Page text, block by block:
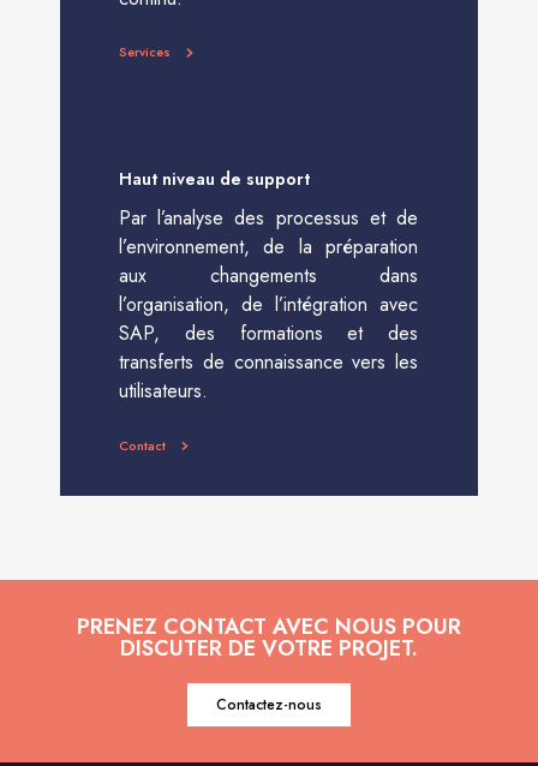
Services
Haut niveau de support
Par l’analyse des processus et de
l’environnement, de la préparation
aux changements dans
l’organisation, de l’intégration avec
SAP, des formations et des
transferts de connaissance vers les
utilisateurs.
Contact
PRENEZ CONTACT AVEC NOUS POUR
DISCUTER DE VOTRE PROJET.
Contactez-nous